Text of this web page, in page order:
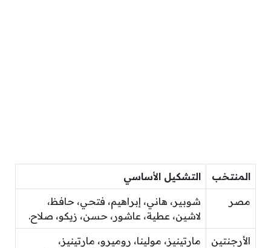
المنتخب التشكيل الأساسي
مصر
شوبير، هاني، إبراهيم، فتحي، حافظ،
لاشين، عطية، عاشور، حسن، زيكو، صلاح.
الأرجنتين
مارتينيز، مولينا، روميرو، مارتينيز،